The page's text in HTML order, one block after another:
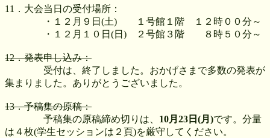
11．大会当日の受付場所：
・１２月９日(土) １号館１階 １２時００分～
・１２月１０日(日) ２号館３階 ８時５０分～
12．発表申し込み：
受付は、終了しました。おかげさまで多数の発表が
集まりました。ありがとうございました。
13．予稿集の原稿：
予稿集の原稿締め切りは、 10月23日(月)です。分量
は４枚(学生セッションは２頁)を厳守してください。